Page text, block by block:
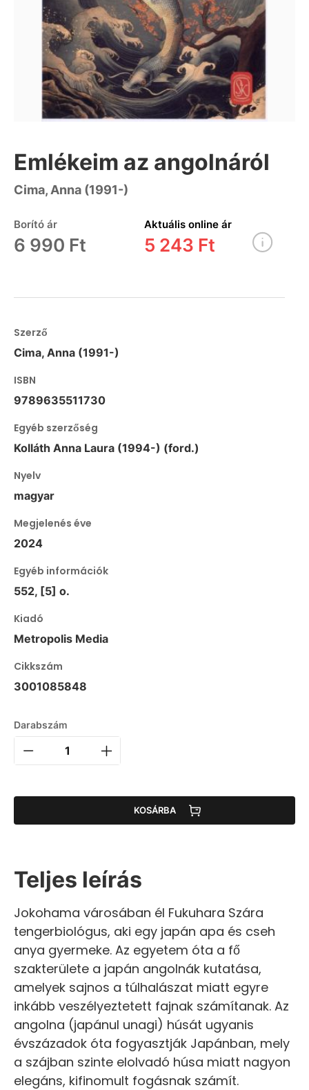
Emlékeim az angolnáról
Cima, Anna (1991-)
Borító ár
6 990 Ft
Aktuális online ár
5 243 Ft
Szerző
Cima, Anna (1991-)
ISBN
9789635511730
Egyéb szerzőség
Kolláth Anna Laura (1994-) (ford.)
Nyelv
magyar
Megjelenés éve
2024
Egyéb információk
552, [5] o.
Kiadó
Metropolis Media
Cikkszám
3001085848
Darabszám
KOSÁRBA
Teljes leírás
Jokohama városában él Fukuhara Szára
tengerbiológus, aki egy japán apa és cseh
anya gyermeke. Az egyetem óta a fő
szakterülete a japán angolnák kutatása,
amelyek sajnos a túlhalászat miatt egyre
inkább veszélyeztetett fajnak számítanak. Az
angolna (japánul unagi) húsát ugyanis
évszázadok óta fogyasztják Japánban, mely
a szájban szinte elolvadó húsa miatt nagyon
elegáns, kifinomult fogásnak számít.